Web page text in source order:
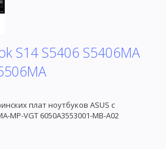
S14 S5406 S5406MA
плат ноутбуков ASUS с
MP-VGT 6050A3553001-MB-A02